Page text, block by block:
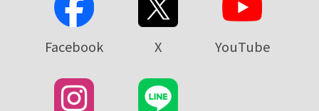
Facebook X YouTube